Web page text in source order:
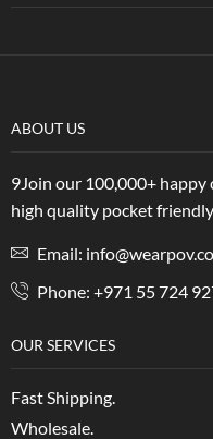
ABOUT US
9Join our 100,000+
high quality pocket
Email:
Phone: +971 55 724
OUR SERVICES
Fast Shipping.
Wholesale.